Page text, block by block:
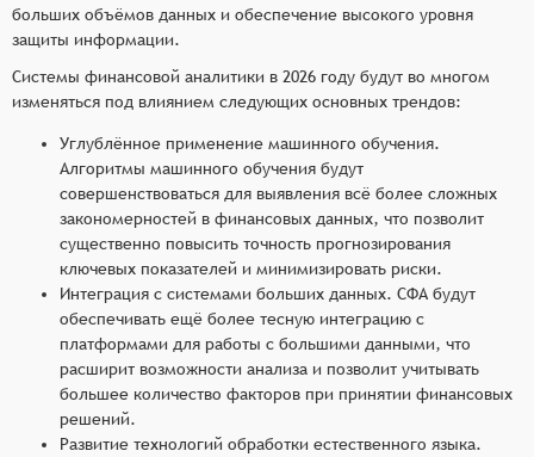
больших объёмов данных и обеспечение высокого уровня
защиты информации.
Системы финансовой аналитики в 2026 году будут во многом
изменяться под влиянием следующих основных трендов:
Углублённое применение машинного обучения.
Алгоритмы машинного обучения будут
совершенствоваться для выявления всё более сложных
закономерностей в финансовых данных, что позволит
существенно повысить точность прогнозирования
ключевых показателей и минимизировать риски.
Интеграция с системами больших данных. СФА будут
обеспечивать ещё более тесную интеграцию с
платформами для работы с большими данными, что
расширит возможности анализа и позволит учитывать
большее количество факторов при принятии финансовых
решений.
Развитие технологий обработки естественного языка.